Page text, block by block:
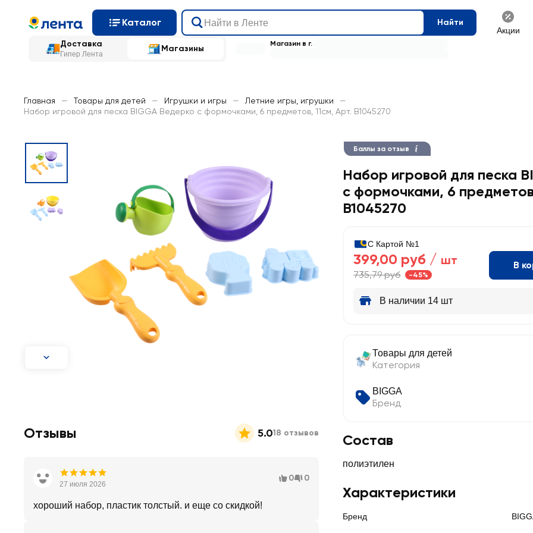
Каталог Найти
Акции
Доставка
Гипер Лента
Магазины Магазин в г.
Главная — Товары для детей — Игрушки и игры — Летние игры, игрушки
—
Набор игровой для песка BIGGA Ведерко с формочками, 6 предметов, 11см, Арт. B1045270
Баллы за отзыв
Набор игровой для песка
с формочками, 6
B1045270
С Картой №1
399,00 руб / шт
735,79 руб -45%
В
В наличии 14 шт
Товары для детей
Категория
BIGGA
Бренд
Состав
полиэтилен
Характеристики
Бренд
Отзывы 5.018 отзывов
27 июля 2026
0 0
хороший набор, пластик толстый. и еще со скидкой!